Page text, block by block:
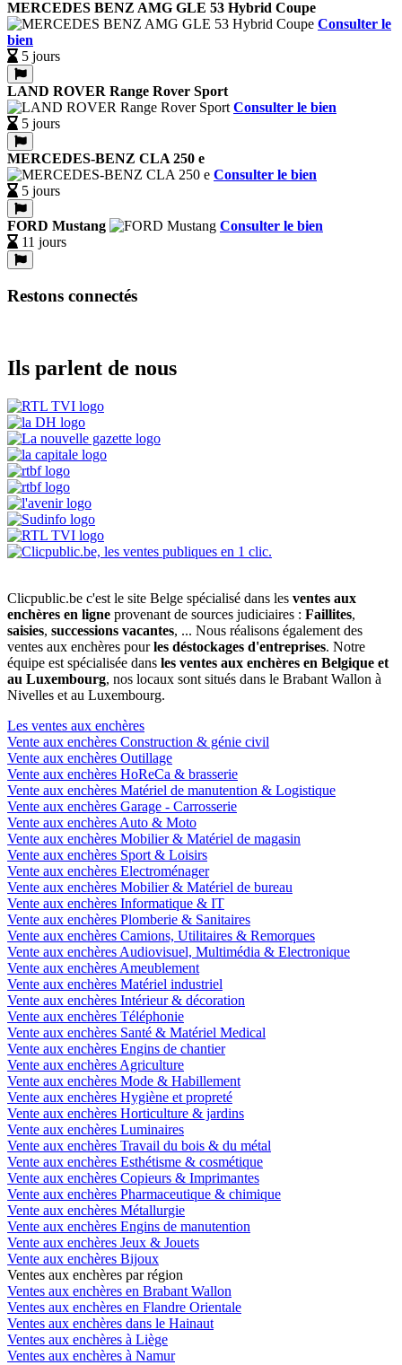
MERCEDES BENZ AMG GLE 53 Hybrid Coupe
Consulter le
bien
5 jours
LAND ROVER Range Rover Sport
Consulter le bien
5 jours
MERCEDES-BENZ CLA 250 e
Consulter le bien
5 jours
FORD Mustang
Consulter le bien
11 jours
Restons connectés
Ils parlent de nous
Clicpublic.be c'est le site Belge spécialisé dans les ventes aux
enchères en ligne provenant de sources judiciaires : Faillites,
saisies, successions vacantes, ... Nous réalisons également des
ventes aux enchères pourles déstockages d'entreprises. Notre
équipe est spécialisée dans les ventes aux enchères en Belgique et
au Luxembourg, nos locaux sont situés dans le Brabant Wallon à
Nivelles et au Luxembourg.
Les ventes aux enchères
Vente aux enchères Construction & génie civil
Vente aux enchères Outillage
Vente aux enchères HoReCa & brasserie
Vente aux enchères Matériel de manutention & Logistique
Vente aux enchères Garage - Carrosserie
Vente aux enchères Auto & Moto
Vente aux enchères Mobilier & Matériel de magasin
Vente aux enchères Sport & Loisirs
Vente aux enchères Electroménager
Vente aux enchères Mobilier & Matériel de bureau
Vente aux enchères Informatique & IT
Vente aux enchères Plomberie & Sanitaires
Vente aux enchères Camions, Utilitaires & Remorques
Vente aux enchères Audiovisuel, Multimédia & Electronique
Vente aux enchères Ameublement
Vente aux enchères Matériel industriel
Vente aux enchères Intérieur & décoration
Vente aux enchères Téléphonie
Vente aux enchères Santé & Matériel Medical
Vente aux enchères Engins de chantier
Vente aux enchères Agriculture
Vente aux enchères Mode & Habillement
Vente aux enchères Hygiène et propreté
Vente aux enchères Horticulture & jardins
Vente aux enchères Luminaires
Vente aux enchères Travail du bois & du métal
Vente aux enchères Esthétisme & cosmétique
Vente aux enchères Copieurs & Imprimantes
Vente aux enchères Pharmaceutique & chimique
Vente aux enchères Métallurgie
Vente aux enchères Engins de manutention
Vente aux enchères Jeux & Jouets
Vente aux enchères Bijoux
Ventes aux enchères par région
Ventes aux enchères en Brabant Wallon
Ventes aux enchères en Flandre Orientale
Ventes aux enchères dans le Hainaut
Ventes aux enchères à Liège
Ventes aux enchères à Namur